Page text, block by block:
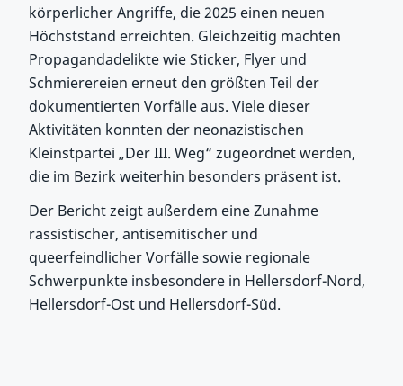
körperlicher Angriffe, die 2025 einen neuen
Höchststand erreichten. Gleichzeitig machten
Propagandadelikte wie Sticker, Flyer und
Schmierereien erneut den größten Teil der
dokumentierten Vorfälle aus. Viele dieser
Aktivitäten konnten der neonazistischen
Kleinstpartei „Der III. Weg“ zugeordnet werden,
die im Bezirk weiterhin besonders präsent ist.
Der Bericht zeigt außerdem eine Zunahme
rassistischer, antisemitischer und
queerfeindlicher Vorfälle sowie regionale
Schwerpunkte insbesondere in Hellersdorf-Nord,
Hellersdorf-Ost und Hellersdorf-Süd.